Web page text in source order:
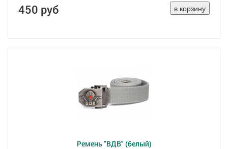
450 руб
Ремень "ВДВ" (белый)